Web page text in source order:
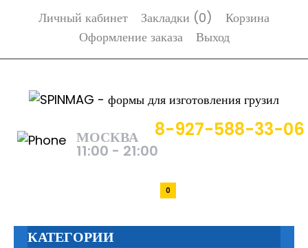
Личный кабинет Закладки (0)
Корзина
Оформление заказа
Выход
МОСКВА
11:00 - 21:00
8-927-588-33-06
0
КАТЕГОРИИ